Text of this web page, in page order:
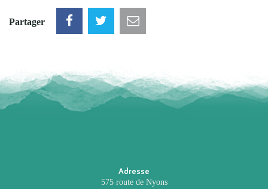
Partager
Adresse
575 route de Nyons